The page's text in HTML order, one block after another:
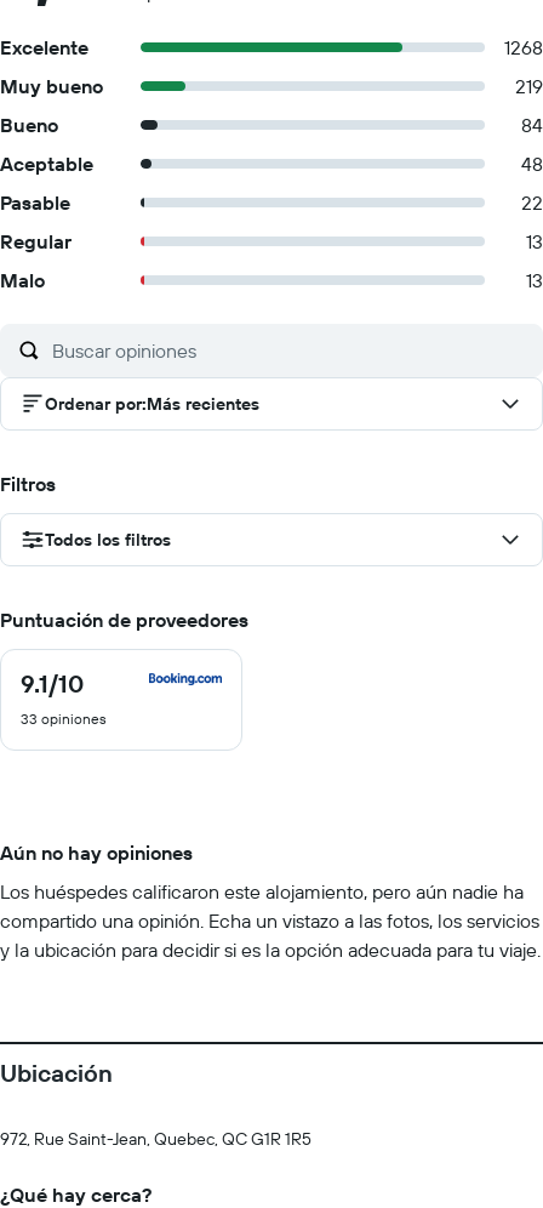
Excelente
1268
Muy bueno
219
Bueno
84
Aceptable
48
Pasable
22
Regular
13
Malo
13
Ordenar por:Más recientes
Filtros
Todos los filtros
Puntuación de proveedores
9.1/10
9.1
10
33 opiniones
Aún no hay opiniones
Los huéspedes calificaron este alojamiento, pero aún nadie ha
compartido una opinión. Echa un vistazo a las fotos, los servicios
y la ubicación para decidir si es la opción adecuada para tu viaje.
Ubicación
972, Rue Saint-Jean, Quebec, QC G1R 1R5
¿Qué hay cerca?